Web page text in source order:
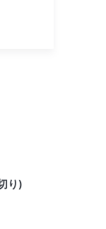
り)